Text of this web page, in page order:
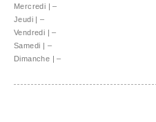
Mercredi | –
Jeudi | –
Vendredi | –
Samedi | –
Dimanche | –